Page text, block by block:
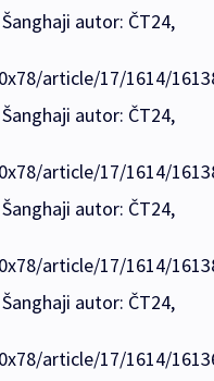
autor: ČT24,
article/17/1614/
autor: ČT24,
article/17/1614/
autor: ČT24,
article/17/1614/
autor: ČT24,
article/17/1614/